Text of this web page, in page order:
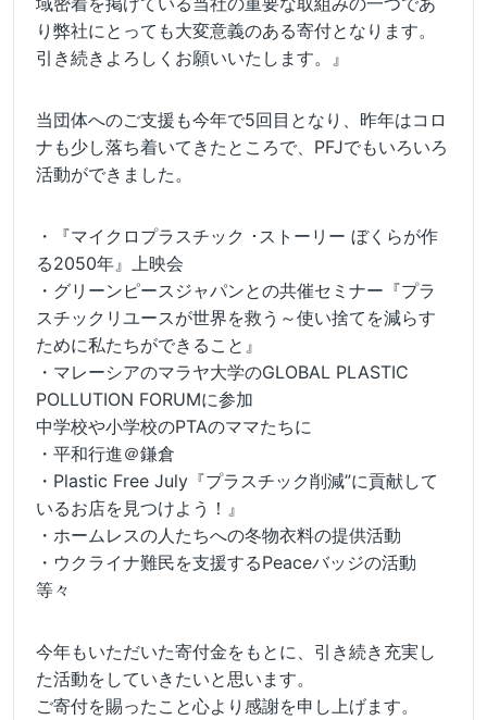
り弊社にとっても大変意義のある寄付となります。
引き続きよろしくお願いいたします。』
当団体へのご支援も今年で5回目となり、昨年はコロ
ナも少し落ち着いてきたところで、PFJでもいろいろ
活動ができました。
・『マイクロプラスチック ･ストーリー ぼくらが作
る2050年』上映会
・グリーンピースジャパンとの共催セミナー『プラ
スチックリユースが世界を救う～使い捨てを減らす
ために私たちができること』
・マレーシアのマラヤ大学のGLOBAL PLASTIC
POLLUTION FORUMに参加
中学校や小学校のPTAのママたちに
・平和行進＠鎌倉
・Plastic Free July『プラスチック削減”に貢献して
いるお店を見つけよう！』
・ホームレスの人たちへの冬物衣料の提供活動
・ウクライナ難民を支援するPeaceバッジの活動
等々
今年もいただいた寄付金をもとに、引き続き充実し
た活動をしていきたいと思います。
ご寄付を賜ったこと心より感謝を申し上げます。